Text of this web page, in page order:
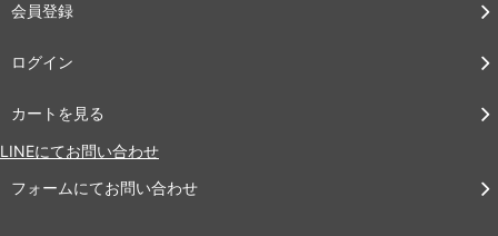
会員登録
ログイン
カートを見る
LINEにてお問い合わせ
フォームにてお問い合わせ